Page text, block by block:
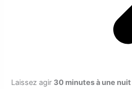
Laissez agir 30 minutes à une